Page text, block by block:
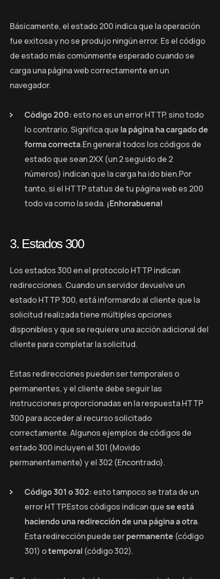
Básicamente, el estado 200 indica que la operación
fue exitosa y no se produjo ningún error. Es el código
de estado más comúnmente esperado cuando se
carga una página web correctamente en un
navegador.
Código 200: esto no es un error HTTP, sino todo
lo contrario. Significa que la página ha cargado de
forma correcta.En general todos los códigos de
estado que sean 2XX (un 2 seguido de 2
números) indican que la carga ha ido bien.Por
tanto, si el HTTP status de tu página web es 200
todo va como la seda. ¡Enhorabuena!
3. Estados 300
Los estados 300 en el protocolo HTTP indican
redirecciones. Cuando un servidor devuelve un
estado HTTP 300, está informando al cliente que la
solicitud realizada tiene múltiples opciones
disponibles y que se requiere una acción adicional del
cliente para completar la solicitud.
Estas redirecciones pueden ser temporales o
permanentes, y el cliente debe seguir las
instrucciones proporcionadas en la respuesta HTTP
300 para acceder al recurso solicitado
correctamente. Algunos ejemplos de códigos de
estado 300 incluyen el 301 (Movido
permanentemente) y el 302 (Encontrado).
Código 301 o 302: esto tampoco se trata de un
error HTTP.Estos códigos indican quese está
haciendo una redirección de una página a otra.
Esta redirección puede serpermanente (código
301) otemporal (código 302).